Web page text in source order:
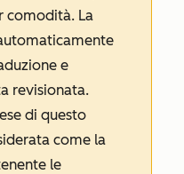
comodità. La
e
revisionata.
di questo
come la
le